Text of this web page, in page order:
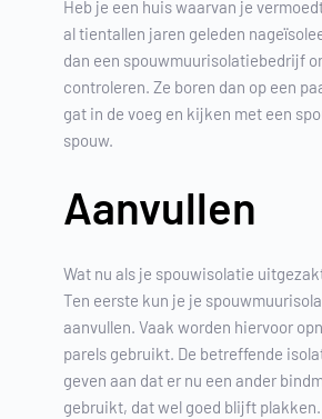
Heb je een huis waarvan je
al tientallen jaren geleden
dan een spouwmuurisolatiebedrijf
controleren. Ze boren dan op een
gat in de voeg en kijken met een
spouw.
Aanvullen
Wat nu als je spouwisolatie
Ten eerste kun je je
aanvullen. Vaak worden hiervoor
parels gebruikt. De betreffende
geven aan dat er nu een ander
gebruikt, dat wel goed blijft